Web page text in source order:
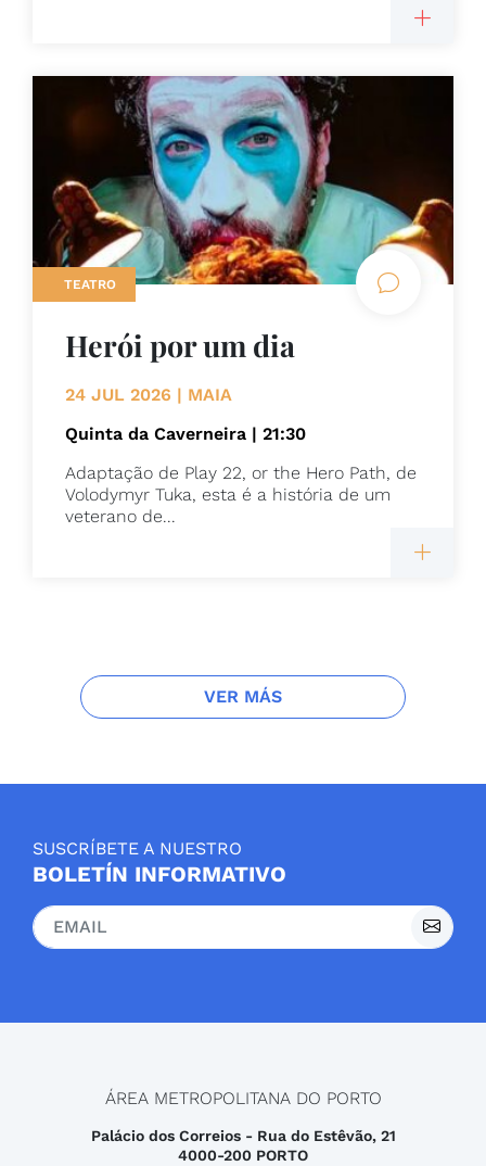
TEATRO
Herói por um dia
24 JUL 2026 | MAIA
Quinta da Caverneira | 21:30
Adaptação de Play 22, or the Hero Path, de
Volodymyr Tuka, esta é a história de um
veterano de...
VER MÁS
SUSCRÍBETE A NUESTRO
BOLETÍN INFORMATIVO
ÁREA METROPOLITANA DO PORTO
Palácio dos Correios - Rua do Estêvão, 21
4000-200 PORTO